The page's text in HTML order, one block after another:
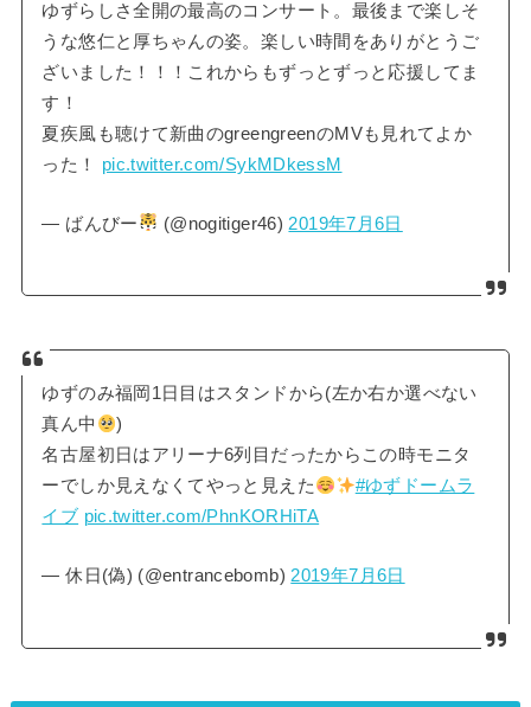
ゆずらしさ全開の最高のコンサート。最後まで楽しそ
うな悠仁と厚ちゃんの姿。楽しい時間をありがとうご
ざいました！！！これからもずっとずっと応援してま
す！
夏疾風も聴けて新曲のgreengreenのMVも見れてよか
った！ pic.twitter.com/SykMDkessM
— ばんびー (@nogitiger46) 2019年7月6日
ゆずのみ福岡1日目はスタンドから(左か右か選べない
真ん中
)
名古屋初日はアリーナ6列目だったからこの時モニタ
ーでしか見えなくてやっと見えた
#ゆずドームラ
イブ pic.twitter.com/PhnKORHiTA
— 休日(偽) (@entrancebomb) 2019年7月6日